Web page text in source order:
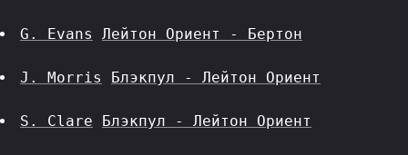
G. Evans Лейтон Ориент - Бертон
J. Morris Блэкпул - Лейтон Ориент
S. Clare Блэкпул - Лейтон Ориент